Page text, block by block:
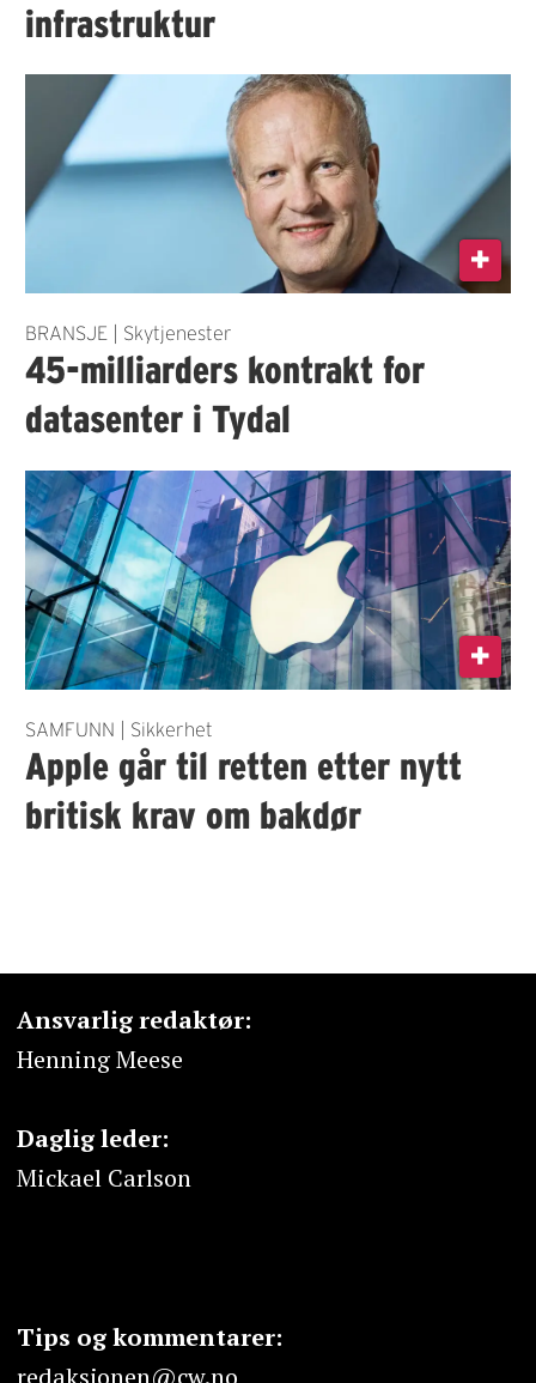
infrastruktur
BRANSJE | Skytjenester
45-milliarders kontrakt for
datasenter i Tydal
SAMFUNN | Sikkerhet
Apple går til retten etter nytt
britisk krav om bakdør
Ansvarlig redaktør:
Henning Meese
Daglig leder:
Mickael Carlson
Tips og kommentarer:
redaksjonen@cw.no